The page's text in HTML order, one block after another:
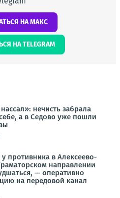
НА МАКС
НА TELEGRAM
нечисть забрала
а в Седово уже пошли
противника в Алексеево-
направлении
— оперативно
на передовой канал